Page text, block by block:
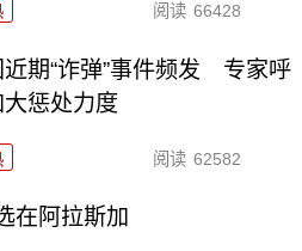
阅读 66428
近期“诈弹”事件频发 专家呼
大惩处力度
阅读 62582
在阿拉斯加